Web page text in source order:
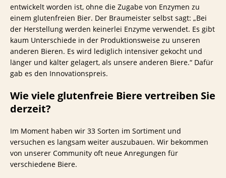
entwickelt worden ist, ohne die Zugabe von Enzymen zu
einem glutenfreien Bier. Der Braumeister selbst sagt: „Bei
der Herstellung werden keinerlei Enzyme verwendet. Es gibt
kaum Unterschiede in der Produktionsweise zu unseren
anderen Bieren. Es wird lediglich intensiver gekocht und
länger und kälter gelagert, als unsere anderen Biere.“ Dafür
gab es den Innovationspreis.
Wie viele glutenfreie Biere vertreiben Sie
derzeit?
Im Moment haben wir 33 Sorten im Sortiment und
versuchen es langsam weiter auszubauen. Wir bekommen
von unserer Community oft neue Anregungen für
verschiedene Biere.